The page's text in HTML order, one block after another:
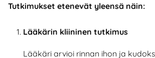
Tutkimukset etenevät yleensä näin:
Lääkärin kliininen tutkimus
Lääkäri arvioi rinnan ihon ja